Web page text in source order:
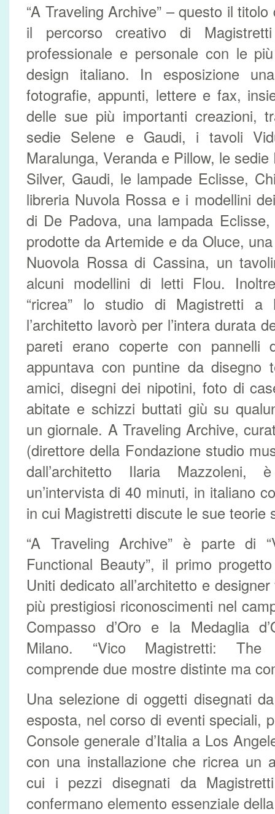
“A Traveling Archive” – questo il
il percorso creativo di
professionale e personale con le
design italiano. In esposizione
fotografie, appunti, lettere e fax,
delle sue più importanti creazioni,
sedie Selene e Gaudi, i tavoli
Maralunga, Veranda e Pillow, le
Silver, Gaudi, le lampade Eclisse,
libreria Nuvola Rossa e i modellini
di De Padova, una lampada
prodotte da Artemide e da Oluce,
Nuovola Rossa di Cassina, un
alcuni modellini di letti Flou.
“ricrea” lo studio di Magistretti
l’architetto lavorò per l’intera durata
pareti erano coperte con
appuntava con puntine da disegno
amici, disegni dei nipotini, foto di
abitate e schizzi buttati giù su
un giornale. A Traveling Archive,
(direttore della Fondazione studio
dall’architetto Ilaria Mazzoleni,
un’intervista di 40 minuti, in italiano
in cui Magistretti discute le sue teorie
“A Traveling Archive” è parte di
Functional Beauty”, il primo
Uniti dedicato all’architetto e
più prestigiosi riconoscimenti nel
Compasso d’Oro e la Medaglia
Milano. “Vico Magistretti: The
comprende due mostre distinte ma
Una selezione di oggetti disegnati
esposta, nel corso di eventi speciali,
Console generale d’Italia a Los
con una installazione che ricrea un
cui i pezzi disegnati da
confermano elemento essenziale